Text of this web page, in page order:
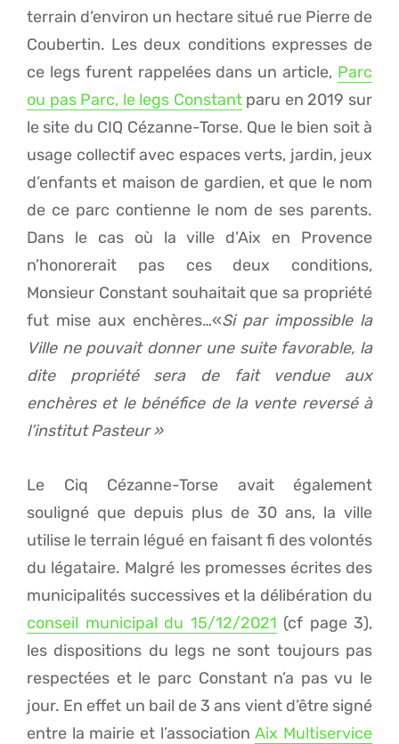
terrain d’environ un hectare situé rue Pierre de
Coubertin. Les deux conditions expresses de
ce legs furent rappelées dans un article, Parc
ou pas Parc, le legs Constantparu en 2019 sur
le site du CIQ Cézanne-Torse. Que le bien soit à
usage collectif avec espaces verts, jardin, jeux
d’enfants et maison de gardien, et que le nom
de ce parc contienne le nom de ses parents.
Dans le cas où la ville d’Aix en Provence
n’honorerait pas ces deux conditions,
Monsieur Constant souhaitait que sa propriété
fut mise aux enchères…«Si par impossible la
Ville ne pouvait donner une suite favorable, la
dite propriété sera de fait vendue aux
enchères et le bénéfice de la vente reversé à
l’institut Pasteur »
Le Ciq Cézanne-Torse avait également
souligné que depuis plus de 30 ans, la ville
utilise le terrain légué en faisant fi des volontés
du légataire. Malgré les promesses écrites des
municipalités successives et la délibération du
conseil municipal du 15/12/2021 (cf page 3),
les dispositions du legs ne sont toujours pas
respectées et le parc Constant n’a pas vu le
jour. En effet un bail de 3 ans vient d’être signé
entre la mairie et l’associationAix Multiservice